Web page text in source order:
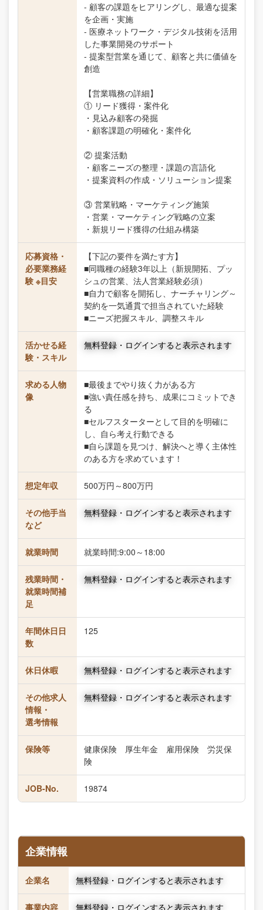
- 顧客の課題をヒアリングし、最適な提案
を企画・実施
- 医療ネットワーク・デジタル技術を活用
した事業開発のサポート
- 提案型営業を通じて、顧客と共に価値を
創造
【営業職務の詳細】
① リード獲得・案件化
・見込み顧客の発掘
・顧客課題の明確化・案件化
② 提案活動
・顧客ニーズの整理・課題の言語化
・提案資料の作成・ソリューション提案
③ 営業戦略・マーケティング施策
・営業・マーケティング戦略の立案
・新規リード獲得の仕組み構築
応募資格・
必要業務経
験 ※目安
【下記の要件を満たす方】
■同職種の経験3年以上（新規開拓、プッ
シュの営業、法人営業経験必須）
■自力で顧客を開拓し、ナーチャリング～
契約を一気通貫で担当されていた経験
■ニーズ把握スキル、調整スキル
活かせる経
験・スキル
無料登録・ログインすると表示されます
求める人物
像
■最後までやり抜く力がある方
■強い責任感を持ち、成果にコミットでき
る
■セルフスターターとして目的を明確に
し、自ら考え行動できる
■自ら課題を見つけ、解決へと導く主体性
のある方を求めています！
想定年収 500万円～800万円
その他手当
など
無料登録・ログインすると表示されます
就業時間 就業時間:9:00～18:00
残業時間・
就業時間補
足
無料登録・ログインすると表示されます
年間休日日
数
125
休日休暇 無料登録・ログインすると表示されます
その他求人
情報・
選考情報
無料登録・ログインすると表示されます
保険等
健康保険 厚生年金 雇用保険 労災保
険
JOB-No. 19874
企業情報
企業名 無料登録・ログインすると表示されます
事業内容 無料登録・ログインすると表示されます